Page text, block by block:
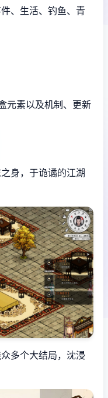
、生活、钓鱼、青
元素以及机制、更新
身，于诡谲的江湖
多个大结局，沈浸